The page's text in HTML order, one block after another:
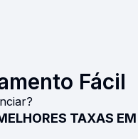
Fácil
TAXAS